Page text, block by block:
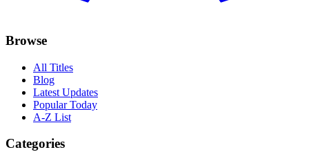
Browse
All Titles
Blog
Latest Updates
Popular Today
A-Z List
Categories